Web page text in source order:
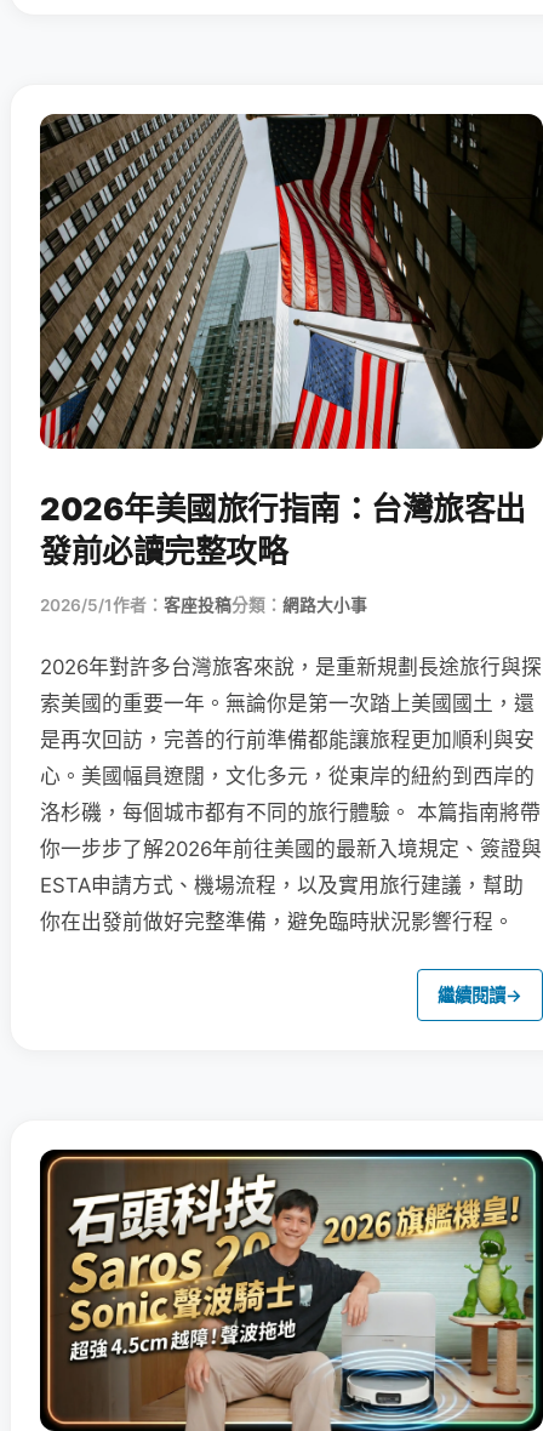
2026年美國旅行指南：台灣旅客出
發前必讀完整攻略
2026/5/1作者： 客座投稿分類： 網路大小事
2026年對許多台灣旅客來說，是重新規劃長途旅行與探
索美國的重要一年。無論你是第一次踏上美國國土，還
是再次回訪，完善的行前準備都能讓旅程更加順利與安
心。美國幅員遼闊，文化多元，從東岸的紐約到西岸的
洛杉磯，每個城市都有不同的旅行體驗。 本篇指南將帶
你一步步了解2026年前往美國的最新入境規定、簽證與
ESTA申請方式、機場流程，以及實用旅行建議，幫助
你在出發前做好完整準備，避免臨時狀況影響行程。
繼續閱讀→